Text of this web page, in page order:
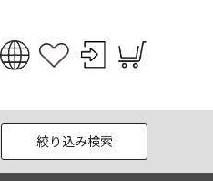
English
한국어
絞り込み検索